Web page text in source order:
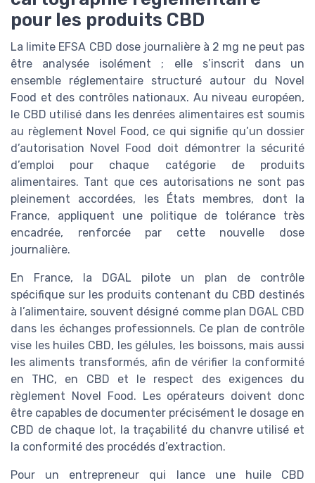
pour les produits CBD
La limite EFSA CBD dose journalière à 2 mg ne peut pas
être analysée isolément ; elle s’inscrit dans un
ensemble réglementaire structuré autour du Novel
Food et des contrôles nationaux. Au niveau européen,
le CBD utilisé dans les denrées alimentaires est soumis
au règlement Novel Food, ce qui signifie qu’un dossier
d’autorisation Novel Food doit démontrer la sécurité
d’emploi pour chaque catégorie de produits
alimentaires. Tant que ces autorisations ne sont pas
pleinement accordées, les États membres, dont la
France, appliquent une politique de tolérance très
encadrée, renforcée par cette nouvelle dose
journalière.
En France, la DGAL pilote un plan de contrôle
spécifique sur les produits contenant du CBD destinés
à l’alimentaire, souvent désigné comme plan DGAL CBD
dans les échanges professionnels. Ce plan de contrôle
vise les huiles CBD, les gélules, les boissons, mais aussi
les aliments transformés, afin de vérifier la conformité
en THC, en CBD et le respect des exigences du
règlement Novel Food. Les opérateurs doivent donc
être capables de documenter précisément le dosage en
CBD de chaque lot, la traçabilité du chanvre utilisé et
la conformité des procédés d’extraction.
Pour un entrepreneur qui lance une huile CBD